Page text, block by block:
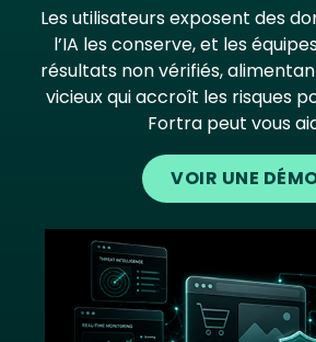
Les utilisateurs exposent des
l’IA les conserve, et les
résultats non vérifiés,
vicieux qui accroît les risques
Fortra peut vous
VOIR UNE